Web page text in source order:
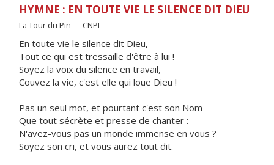
HYMNE : EN TOUTE VIE LE SILENCE DIT DIEU
La Tour du Pin — CNPL
En toute vie le silence dit Dieu,
Tout ce qui est tressaille d'être à lui !
Soyez la voix du silence en travail,
Couvez la vie, c'est elle qui loue Dieu !
Pas un seul mot, et pourtant c'est son Nom
Que tout sécrète et presse de chanter :
N'avez-vous pas un monde immense en vous ?
Soyez son cri, et vous aurez tout dit.